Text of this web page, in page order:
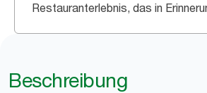
Restauranterlebnis, das in
Beschreibung